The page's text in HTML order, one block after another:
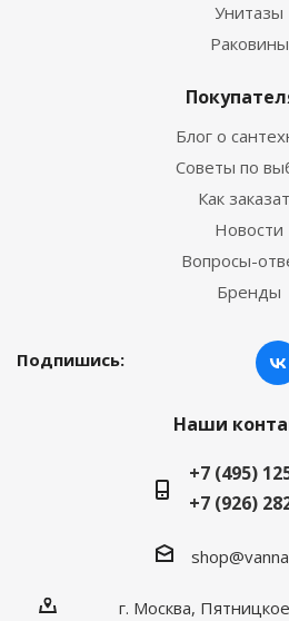
Унитазы
Раковины
Блог о
Советы по
Как
Новости
Вопросы-
Бренды
Подпишись:
Наши
+7 (495)
+7 (926)
г. Москва,